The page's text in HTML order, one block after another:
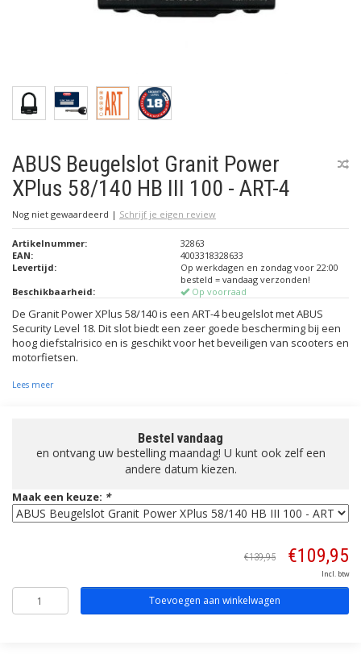
ABUS Beugelslot Granit Power
XPlus 58/140 HB III 100 - ART-4
Nog niet gewaardeerd | Schrijf je eigen review
Artikelnummer:
32863
EAN:
4003318328633
Levertijd:
Op werkdagen en zondag voor 22:00
besteld = vandaag verzonden!
Beschikbaarheid:
Op voorraad
De Granit Power XPlus 58/140 is een ART-4 beugelslot met ABUS
Security Level 18. Dit slot biedt een zeer goede bescherming bij een
hoog diefstalrisico en is geschikt voor het beveiligen van scooters en
motorfietsen.
Lees meer
Bestel vandaag
en ontvang uw bestelling maandag! U kunt ook zelf een
andere datum kiezen.
Maak een keuze: *
€139,95 €109,95
Incl. btw
Toevoegen aan winkelwagen